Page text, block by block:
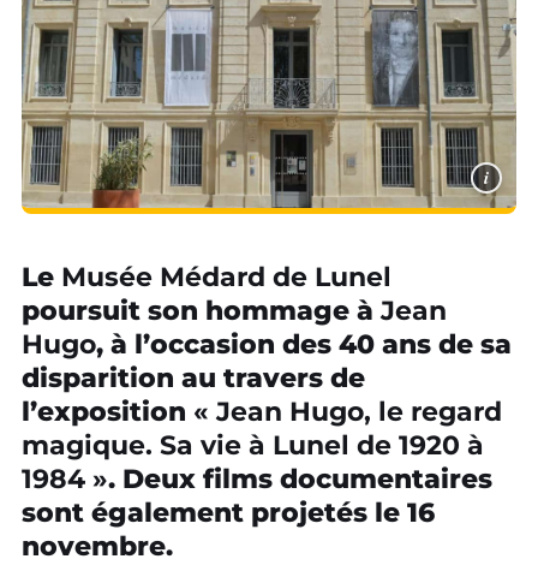
i
Le Musée Médard de Lunel
poursuit son hommage à Jean
Hugo, à l’occasion des 40 ans de sa
disparition au travers de
l’exposition « Jean Hugo, le regard
magique. Sa vie à Lunel de 1920 à
1984 ». Deux films documentaires
sont également projetés le 16
novembre.